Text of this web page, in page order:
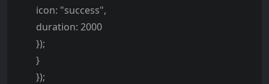
icon: "success",
duration: 2000
});
}
});